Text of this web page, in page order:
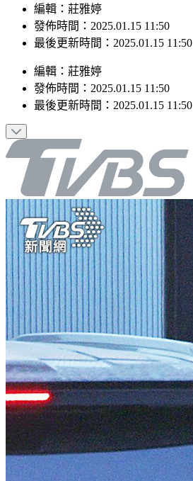
編輯：莊雅婷
發佈時間：2025.01.15 11:50
最後更新時間：2025.01.15 11:50
編輯 ： 莊雅婷
發佈時間： 2025.01.15 11:50
最後更新時間： 2025.01.15 11:50